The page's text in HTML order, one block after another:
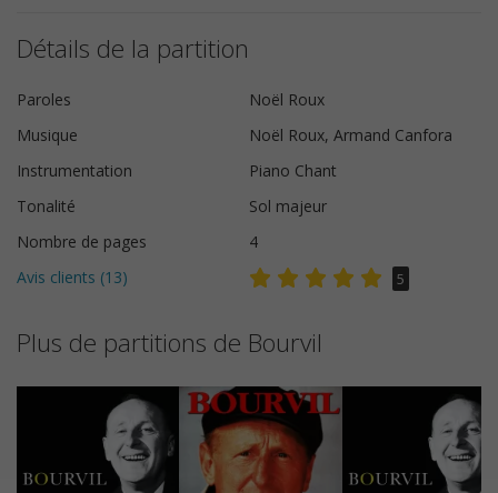
Détails de la partition
Paroles
Noël Roux
Musique
Noël Roux, Armand Canfora
Instrumentation
Piano Chant
Tonalité
Sol majeur
Nombre de pages
4
Avis clients (13) 5
Plus de partitions de Bourvil